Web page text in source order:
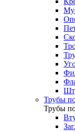
Трубы
Трубы